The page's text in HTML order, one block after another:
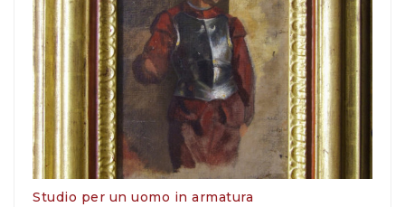
Studio per un uomo in armatura